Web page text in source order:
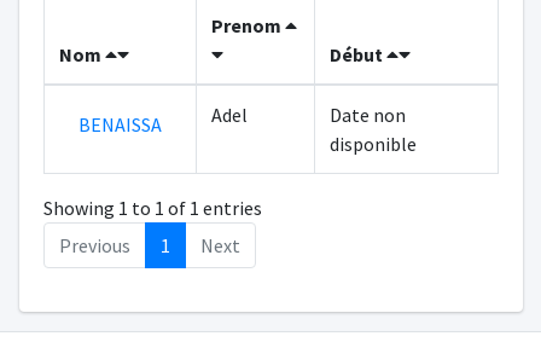
Nom
Prenom
Début
BENAISSA Adel
Date non
disponible
Showing 1 to 1 of 1 entries
Previous
1 Next